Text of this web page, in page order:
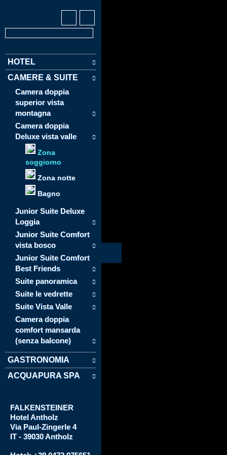
HOTEL
CAMERE & SUITE
Camera doppia
superior vista
montagna
Camera doppia
Deluxe vista valle
Zona
soggiorno
Zona notte
Bagno
Junior Suite Deluxe
Loggia
Junior Suite Comfort
vista bosco
Junior Suite Comfort
Best Friends
Suite panoramica
Suite le vedrette
Suite Vista Valle
Camera doppia
comfort mansarda
(senza balcone)
GASTRONOMIA
ACQUAPURA SPA
FALKENSTEINER
HotelAntholz
Via Paul-Zingerle 4
IT - 39030 Antholz